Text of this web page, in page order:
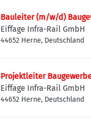
Bauleiter (m/w/d)
Eiffage Infra-Rail GmbH
44652 Herne, Deutschland
Projektleiter
Eiffage Infra-Rail GmbH
44652 Herne, Deutschland